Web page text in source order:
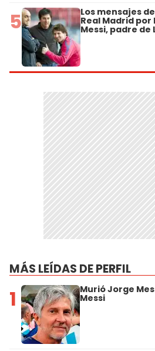
5 Los mensajes
Real Madrid
Messi, padre de
MÁS LEÍDAS DE PERFIL
1 Murió Jorge
Messi